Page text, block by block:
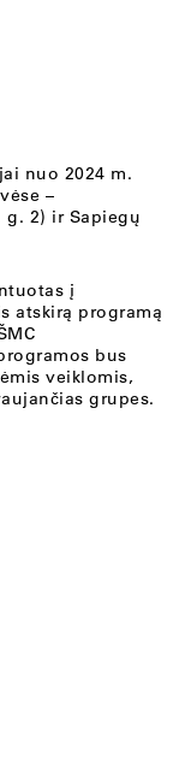
nuo 2024 m.
–
g. 2) ir Sapiegų
į
atskirą programą
bus
veiklomis,
grupes.